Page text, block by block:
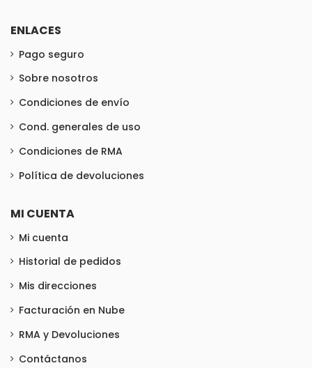
ENLACES
Pago seguro
Sobre nosotros
Condiciones de envío
Cond. generales de uso
Condiciones de RMA
Política de devoluciones
MI CUENTA
Mi cuenta
Historial de pedidos
Mis direcciones
Facturación en Nube
RMA y Devoluciones
Contáctanos